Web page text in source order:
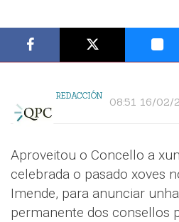
REDACCIÓN 08:51 16/02/
Aproveitou o Concello a
celebrada o pasado xoves
Imende, para anunciar
permanente dos consellos